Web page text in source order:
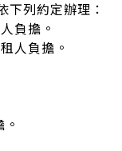
下列約定辦理：
負擔。
人負擔。